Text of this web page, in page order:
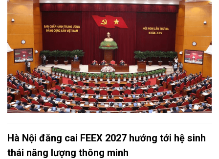
Hà Nội đăng cai FEEX 2027 hướng tới hệ sinh
thái năng lượng thông minh